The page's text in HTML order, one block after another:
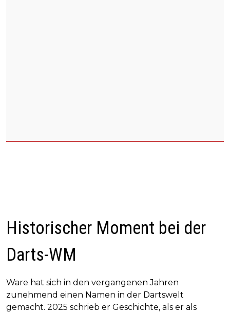
Historischer Moment bei der
Darts-WM
Ware hat sich in den vergangenen Jahren
zunehmend einen Namen in der Dartswelt
gemacht. 2025 schrieb er Geschichte, als er als